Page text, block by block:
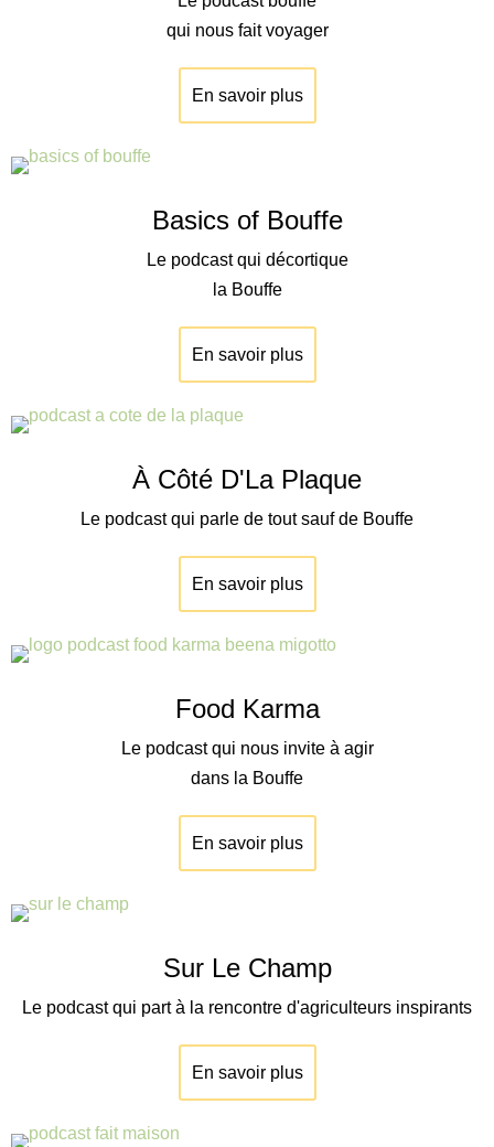
qui nous fait voyager
En savoir plus
Basics of Bouffe
Le podcast qui décortique
la Bouffe
En savoir plus
À Côté D'La Plaque
Le podcast qui parle de tout sauf de Bouffe
En savoir plus
Food Karma
Le podcast qui nous invite à agir
dans la Bouffe
En savoir plus
Sur Le Champ
Le podcast qui part à la rencontre d'agriculteurs inspirants
En savoir plus